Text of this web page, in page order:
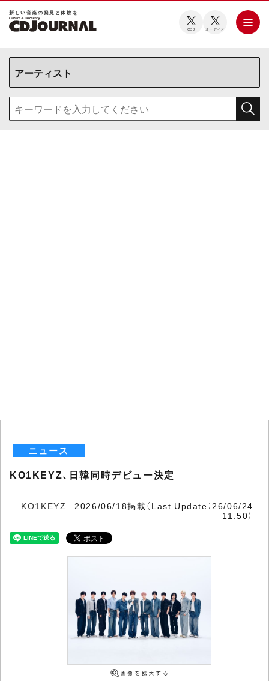
新しい⾳楽の発⾒と体験を
CDJ オーディオ
ニュース
KO1KEYZ、日韓同時デビュー決定
KO1KEYZ
2026/06/18掲載（Last Update：26/06/24
11:50）